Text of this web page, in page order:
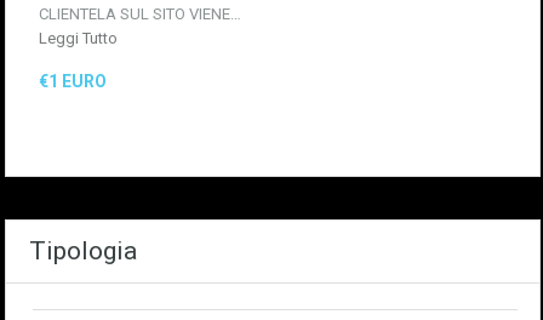
CLIENTELA SUL SITO VIENE…
Leggi Tutto
€1 EURO
Tipologia